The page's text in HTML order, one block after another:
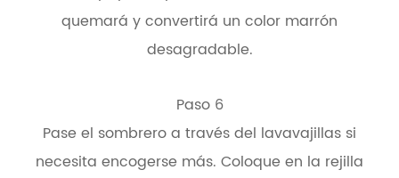
quemará y convertirá un color marrón
desagradable.
Paso 6
Pase el sombrero a través del lavavajillas si
necesita encogerse más. Coloque en la rejilla